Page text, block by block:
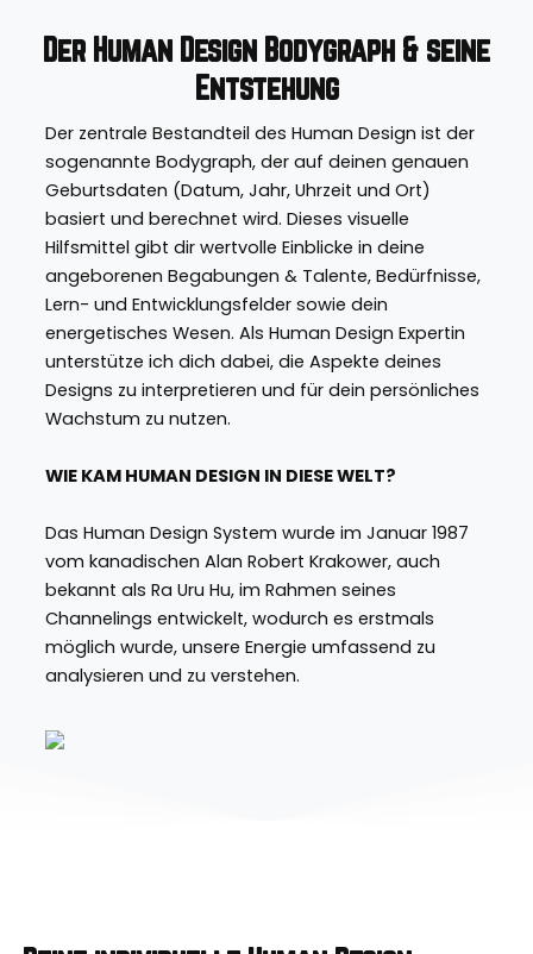
Der Human Design Bodygraph & seine
Entstehung
Der zentrale Bestandteil des Human Design ist der
sogenannte Bodygraph, der auf deinen genauen
Geburtsdaten (Datum, Jahr, Uhrzeit und Ort)
basiert und berechnet wird. Dieses visuelle
Hilfsmittel gibt dir wertvolle Einblicke in deine
angeborenen Begabungen & Talente, Bedürfnisse,
Lern- und Entwicklungsfelder sowie dein
energetisches Wesen. Als Human Design Expertin
unterstütze ich dich dabei, die Aspekte deines
Designs zu interpretieren und für dein persönliches
Wachstum zu nutzen.
WIE KAM HUMAN DESIGN IN DIESE WELT?
Das Human Design System wurde im Januar 1987
vom kanadischen Alan Robert Krakower, auch
bekannt als Ra Uru Hu, im Rahmen seines
Channelings entwickelt, wodurch es erstmals
möglich wurde, unsere Energie umfassend zu
analysieren und zu verstehen.